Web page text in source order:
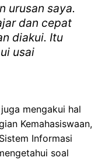
urusan saya.
dan cepat
diakui. Itu
usai
mengakui hal
Kemahasiswaan,
Informasi
soal